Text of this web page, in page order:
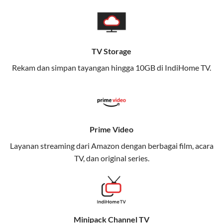
memungkinkan Anda menikmati internet cepat baik
di rumah maupun saat bepergian.
Dengan Telkomsel One, Anda tidak terikat pada satu
teknologi jaringan tertentu, sehingga bisa menikmati
Keunggulan Telkomsel One
Nikmati kecepatan internet super cepat untuk
streaming, gaming, dan bekerja dari rumah.
Memudahkan Anda dalam mengelola jaringan dan
meningkatkan keamanan.
Kuota Keluarga
TV Storage
Rekam dan simpan tayangan hingga 10GB di IndiHome TV.
Prime Video
Layanan streaming dari Amazon dengan berbagai film, acara
TV, dan original series.
Minipack Channel TV